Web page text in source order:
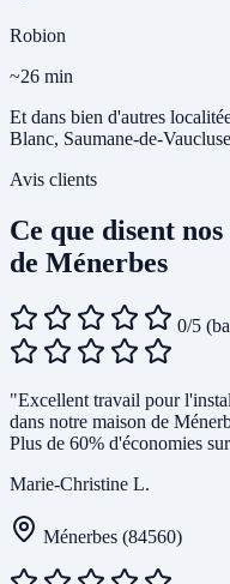
Robion
~26 min
Et dans bien d'autres
Blanc, Saumane-de-
Avis clients
Ce que disent
de Ménerbes
0/5
"Excellent travail pour
dans notre maison de
Plus de 60% d'économies
Marie-Christine L.
Ménerbes (84560)